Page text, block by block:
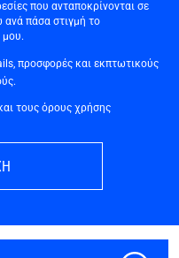
που ανταποκρίνονται σε
πάσα στιγμή το
μου.
προσφορές και εκπτωτικούς
τους όρους χρήσης